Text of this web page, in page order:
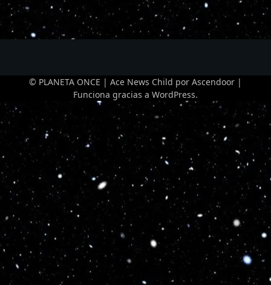
© PLANETA ONCE | Ace News Child por Ascendoor |
Funciona gracias a WordPress.
Optimized by Seraphinite Accelerator
Turns on site high speed to be attractive for people and search engines.